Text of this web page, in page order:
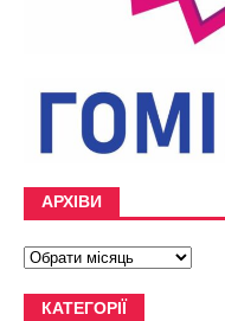
АРХІВИ
КАТЕГОРІЇ